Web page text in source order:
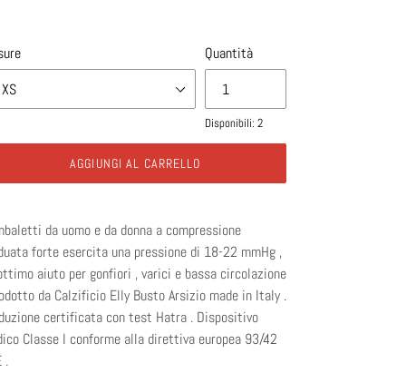
Quantità
Disponibili: 2
AGGIUNGI AL CARRELLO
da uomo e da donna a compressione
forte esercita una pressione di 18-22 mmHg ,
aiuto per gonfiori , varici e bassa circolazione
da Calzificio Elly Busto Arsizio made in Italy .
certificata con test Hatra . Dispositivo
Classe I conforme alla direttiva europea 93/42
.